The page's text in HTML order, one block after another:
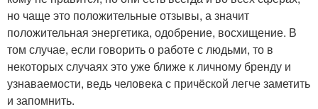
но чаще это положительные отзывы, а значит
положительная энергетика, одобрение, восхищение. В
том случае, если говорить о работе с людьми, то в
некоторых случаях это уже ближе к личному бренду и
узнаваемости, ведь человека с причёской легче заметить
и запомнить.